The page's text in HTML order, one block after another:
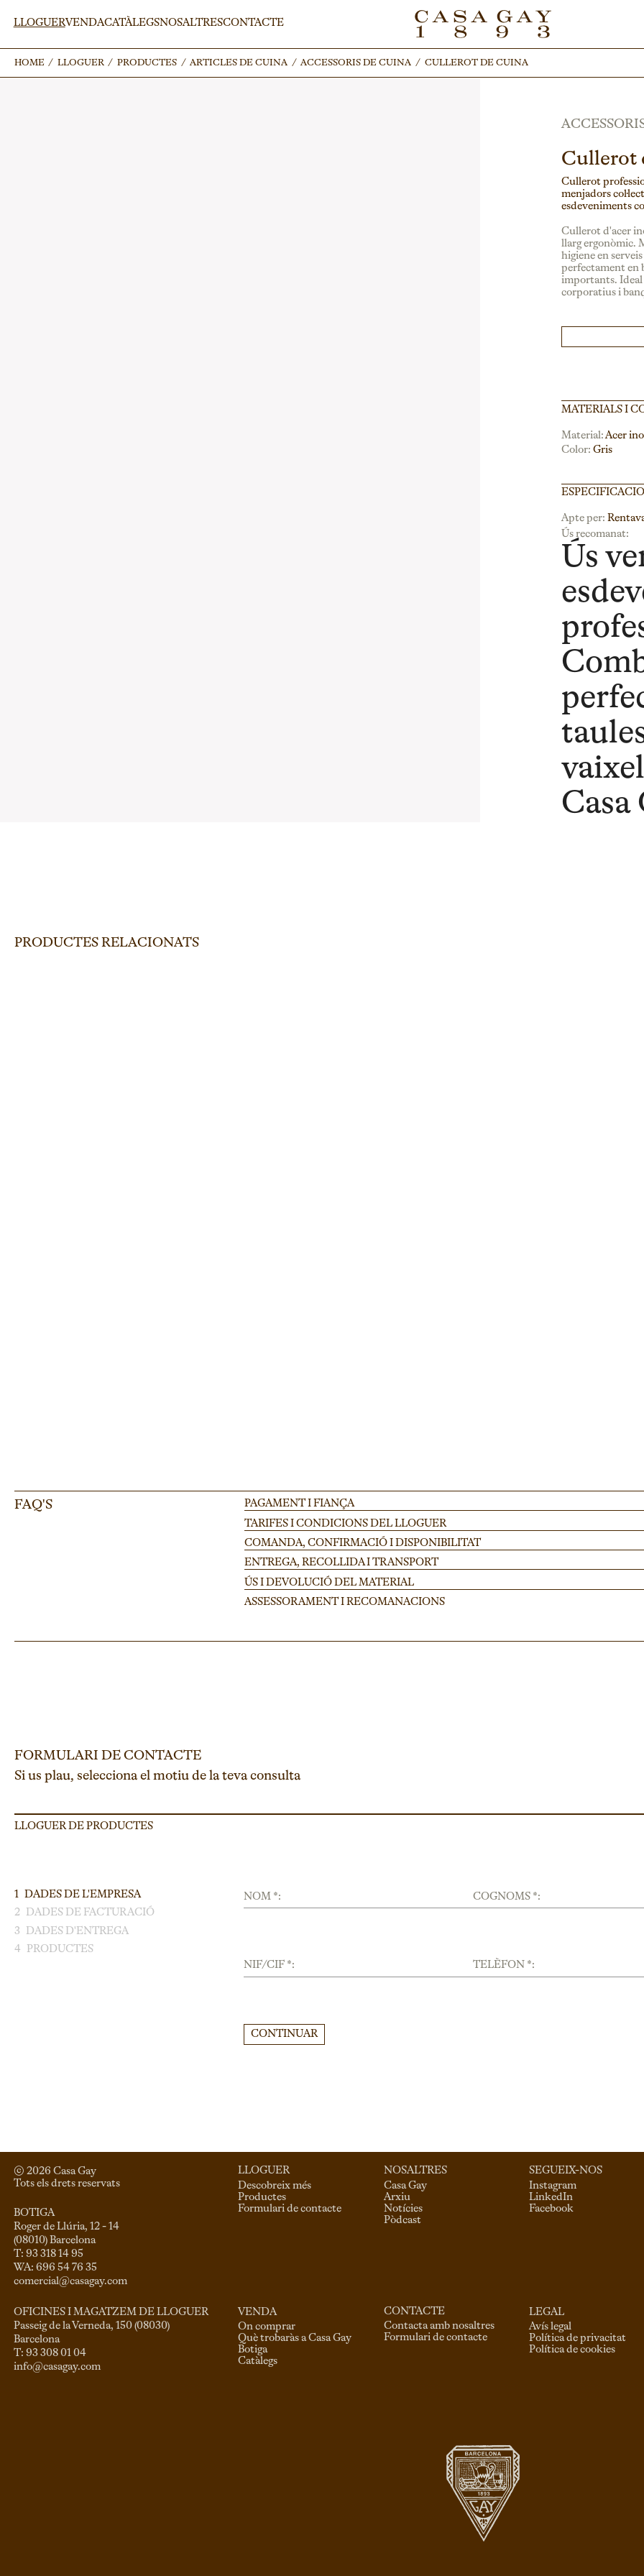
LLOGUERVENDACATÀLEGSNOSALTRESCONTACTE
HOME / LLOGUER / PRODUCTES / ARTICLES DE CUINA / ACCESSORIS DE CUINA / CULLEROT DE CUINA
HOME / LLOGUER / PRODUCTES / ARTICLES DE CUINA / ACCESSORIS DE CUINA / CULLEROT DE CUINA
Cullerot
Cullerot
menjadors
esdeveniments
Cullerot d'acer
llarg ergonòmic.
higiene en
perfectament en
importants. Ideal
corporatius i
MATERIALS I
Material:Acer
Color: Gris
Apte per:
Ús recomanat:
Ús
Casa
PRODUCTES RELACIONATS
FAQ'S PAGAMENT I FIANÇA
TARIFES I CONDICIONS DEL LLOGUER
COMANDA, CONFIRMACIÓ I DISPONIBILITAT
ENTREGA, RECOLLIDA I TRANSPORT
ÚS I DEVOLUCIÓ DEL MATERIAL
ASSESSORAMENT I RECOMANACIONS
FORMULARI DE CONTACTE
Si us plau, selecciona el motiu de la teva consulta
LLOGUER DE PRODUCTES
1 DADES DE L'EMPRESA
2
DADES DE FACTURACIÓ
3
DADES D'ENTREGA
4
PRODUCTES
NOM *: COGNOMS *:
NIF/CIF *: TELÈFON *:
CONTINUAR
© 2026 Casa Gay
Tots els drets reservats
BOTIGA
Roger de Llúria, 12 - 14
(08010) Barcelona
T: 93 318 14 95
comercial@casagay.com
OFICINES I MAGATZEM DE LLOGUER
Passeig de la Verneda, 150 (08030)
Barcelona
T: 93 308 01 04
info@casagay.com
LLOGUER
Descobreix més
Productes
Formulari de contacte
VENDA
On comprar
Què trobaràs a Casa Gay
Botiga
Catàlegs
NOSALTRES
Casa Gay
Arxiu
Notícies
Pòdcast
CONTACTE
Contacta amb nosaltres
Formulari de contacte
SEGUEIX-NOS
Instagram
LinkedIn
Facebook
LEGAL
Avís legal
Política de privacitat
Política de cookies